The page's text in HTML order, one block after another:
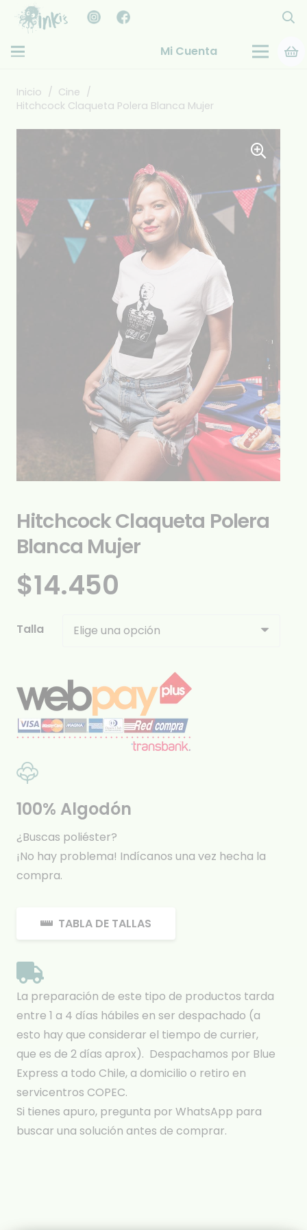
Mi Cuenta
Inicio / Cine /
Hitchcock Claqueta Polera Blanca Mujer
Hitchcock Claqueta Polera
Blanca Mujer
$14.450
Talla
100% Algodón
¿Buscas poliéster?
¡No hay problema! Indícanos una vez hecha la
compra.
TABLA DE TALLAS
La preparación de este tipo de productos tarda
entre 1 a 4 días hábiles en ser despachado (a
esto hay que considerar el tiempo de currier,
que es de 2 días aprox). Despachamos por Blue
Express a todo Chile, a domicilio o retiro en
servicentros COPEC.
Si tienes apuro, pregunta por WhatsApp para
buscar una solución antes de comprar.